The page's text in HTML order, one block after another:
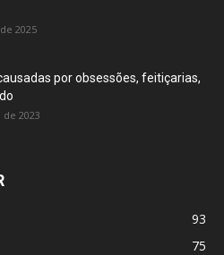
2025
por obsessões, feitiçarias,
2023
93
75